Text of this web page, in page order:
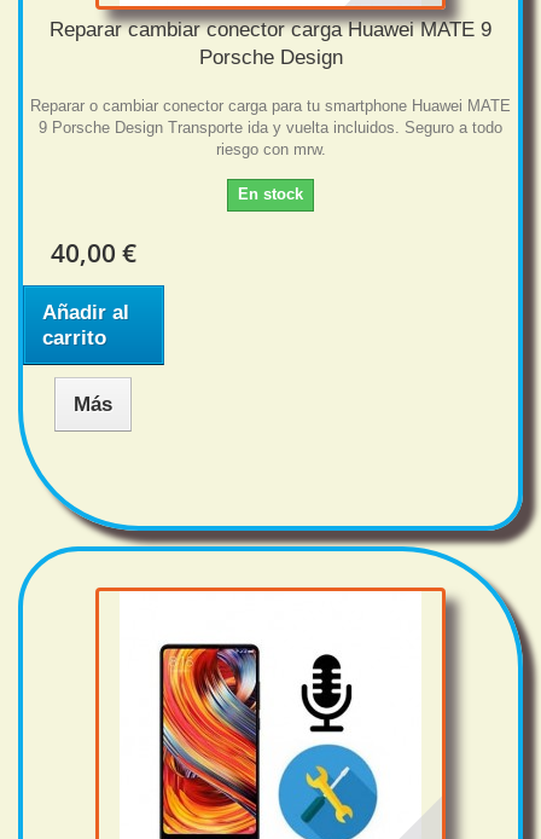
Reparar cambiar conector carga Huawei MATE 9
Porsche Design
Reparar o cambiar conector carga para tu smartphone Huawei MATE
9 Porsche Design Transporte ida y vuelta incluidos. Seguro a todo
riesgo con mrw.
En stock
40,00 €
Añadir al
carrito
Más